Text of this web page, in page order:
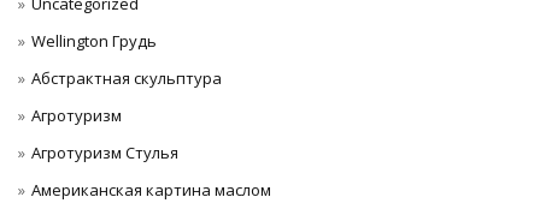
Wellington Грудь
Абстрактная скульптура
Агротуризм
Агротуризм Стулья
Американская картина маслом